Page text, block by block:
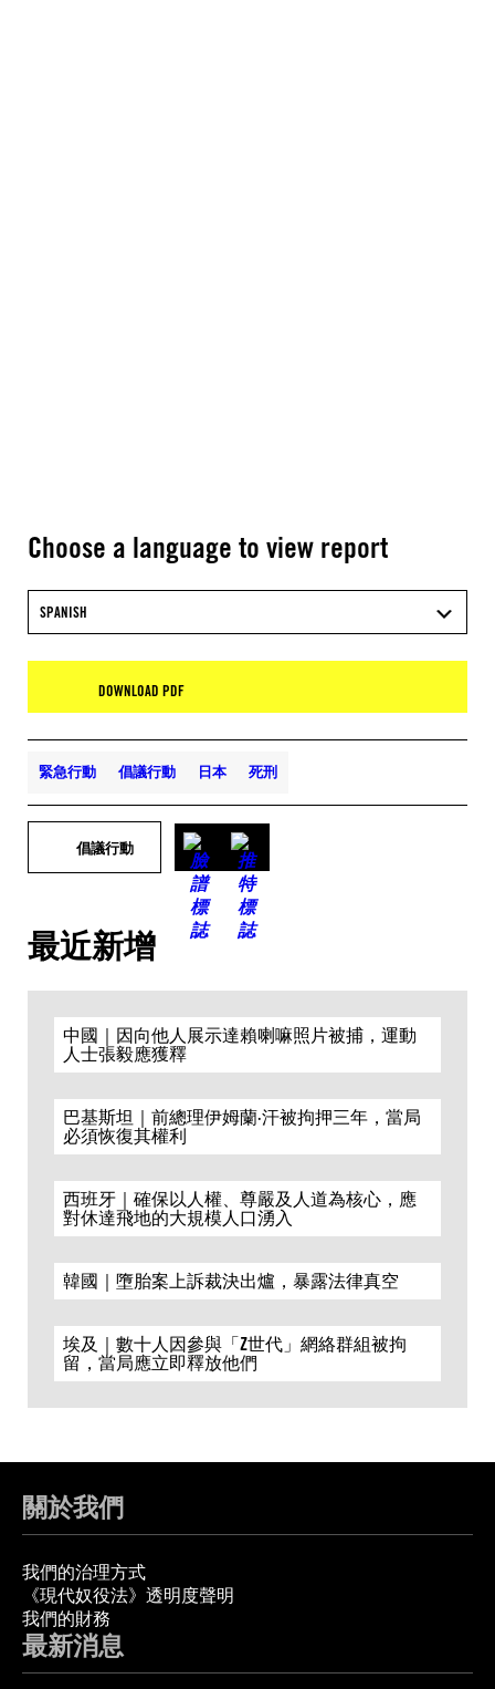
Choose a language to view report
SPANISH
DOWNLOAD PDF
緊急行動 倡議行動 日本 死刑
倡議行動
最近新增
中國｜因向他人展示達賴喇嘛照片被捕，運動
人士張毅應獲釋
巴基斯坦｜前總理伊姆蘭·汗被拘押三年，當局
必須恢復其權利
西班牙｜確保以人權、尊嚴及人道為核心，應
對休達飛地的大規模人口湧入
韓國｜墮胎案上訴裁決出爐，暴露法律真空
埃及｜數十人因參與「Z世代」網絡群組被拘
留，當局應立即釋放他們
關於我們
我們的治理方式
《現代奴役法》透明度聲明
我們的財務
最新消息